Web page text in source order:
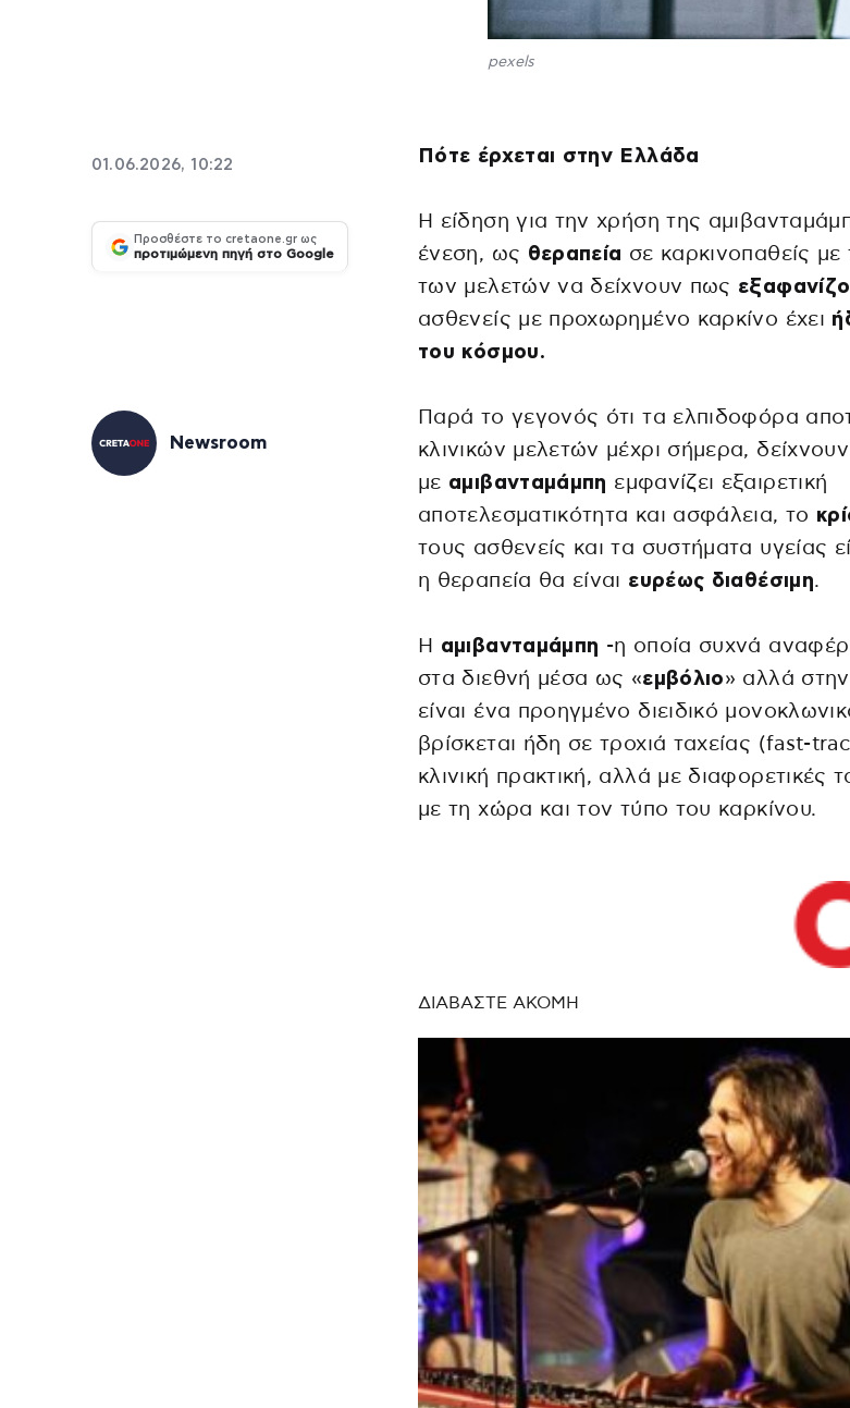
pexels
01.06.2026, 10:22
Προσθέστε το cretaone.gr ως
προτιμώμενη πηγή στο Google
Newsroom
Πότε έρχεται στην Ελλάδα
Η είδηση για την χρήση της
ένεση, ως θεραπεία σε καρκινοπαθείς
των μελετών να δείχνουν πως
ασθενείς με προχωρημένο καρκίνο έχει
του κόσμου.
Παρά το γεγονός ότι τα ελπιδοφόρα
κλινικών μελετών μέχρι σήμερα,
με αμιβανταμάμπη εμφανίζει εξαιρετική
αποτελεσματικότητα και ασφάλεια, το
τους ασθενείς και τα συστήματα υγείας
η θεραπεία θα είναι ευρέως διαθέσιμη.
Η αμιβανταμάμπη -η οποία συχνά
στα διεθνή μέσα ως «εμβόλιο» αλλά
είναι ένα προηγμένο διειδικό
βρίσκεται ήδη σε τροχιά ταχείας (fast-
κλινική πρακτική, αλλά με διαφορετικές
με τη χώρα και τον τύπο του καρκίνου.
ΔΙΑΒΑΣΤΕ ΑΚΟΜΗ